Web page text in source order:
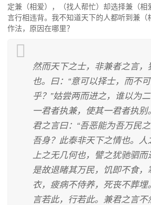
定兼（相爱），（找人帮忙）却选择兼（相
言行相违背。我不知道天下的人都听到兼（
作法，原因在哪里？
然而天下之士，非兼者之言，
也。曰：“意可以择士，而不
乎？”姑尝两而进之，谁以为
一君者执兼，使其一君者执别
君之言曰：“吾恶能为吾万民
吾身？此泰非天下之情也。人
上之无几何也，譬之犹驰驷而
是故退睹其万民，饥即不食，
衣，疲病不侍养，死丧不葬埋
言若此，行若此。兼君之言不